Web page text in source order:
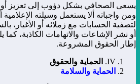
يسعى الصحافي بشكل دؤوب إلى تعزيز
ومن واجباته ألا يستعمل وسيلته
لتصفية الحسابات مع زملائه أو الأغيار،
أو نشر الإشاعات والاتهامات الكاذبة،
إطار الحقوق المشروعة.
IV.
الحماية والحقوق
الحماية والسلامة